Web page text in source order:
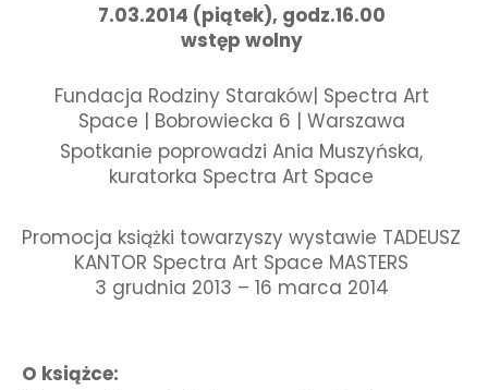
7.03.2014 (piątek), godz.16.00
wstęp wolny
Fundacja Rodziny Staraków| Spectra Art
Space | Bobrowiecka 6 | Warszawa
Spotkanie poprowadzi Ania Muszyńska,
kuratorka Spectra Art Space
Promocja książki towarzyszy wystawie TADEUSZ
KANTOR Spectra Art Space MASTERS
3 grudnia 2013 – 16 marca 2014
O książce: